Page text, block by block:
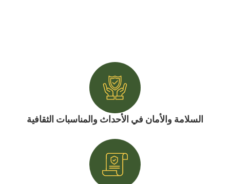
السلامة والأمان في الأحداث والمناسبات الثقافية